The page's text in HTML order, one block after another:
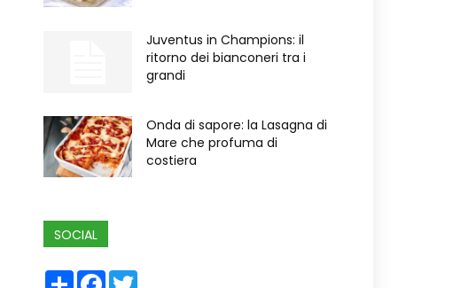
Juventus in Champions: il
ritorno dei bianconeri tra i
grandi
Onda di sapore: la Lasagna di
Mare che profuma di
costiera
SOCIAL
ShareFacebook